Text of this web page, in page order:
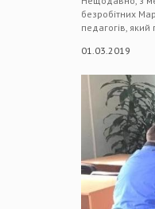
безробітних
педагогів,
01.03.2019